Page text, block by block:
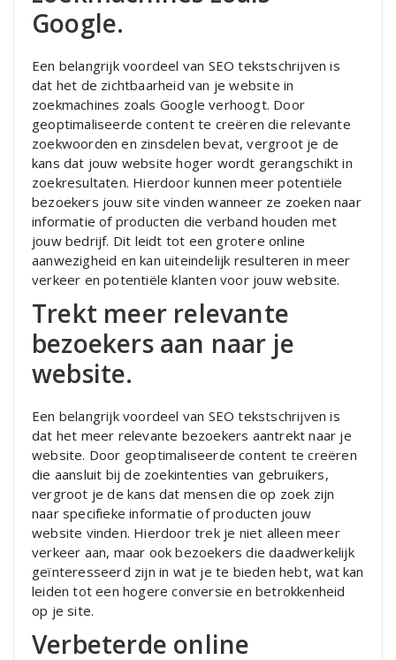
Google.
Een belangrijk voordeel van SEO tekstschrijven is
dat het de zichtbaarheid van je website in
zoekmachines zoals Google verhoogt. Door
geoptimaliseerde content te creëren die relevante
zoekwoorden en zinsdelen bevat, vergroot je de
kans dat jouw website hoger wordt gerangschikt in
zoekresultaten. Hierdoor kunnen meer potentiële
bezoekers jouw site vinden wanneer ze zoeken naar
informatie of producten die verband houden met
jouw bedrijf. Dit leidt tot een grotere online
aanwezigheid en kan uiteindelijk resulteren in meer
verkeer en potentiële klanten voor jouw website.
Trekt meer relevante
bezoekers aan naar je
website.
Een belangrijk voordeel van SEO tekstschrijven is
dat het meer relevante bezoekers aantrekt naar je
website. Door geoptimaliseerde content te creëren
die aansluit bij de zoekintenties van gebruikers,
vergroot je de kans dat mensen die op zoek zijn
naar specifieke informatie of producten jouw
website vinden. Hierdoor trek je niet alleen meer
verkeer aan, maar ook bezoekers die daadwerkelijk
geïnteresseerd zijn in wat je te bieden hebt, wat kan
leiden tot een hogere conversie en betrokkenheid
op je site.
Verbeterde online